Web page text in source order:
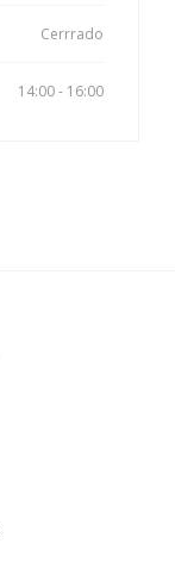
Cerrrado
14:00 - 16:00